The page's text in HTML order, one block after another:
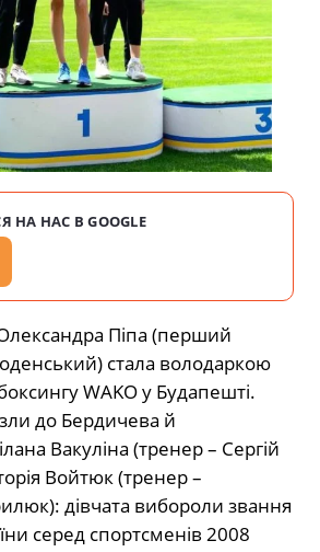
НА НАС В GOOGLE
Піпа (перший
стала володаркою
WAKO у Будапешті.
до Бердичева й
Вакуліна (тренер – Сергій
Войтюк (тренер –
дівчата вибороли звання
серед спортсменів 2008